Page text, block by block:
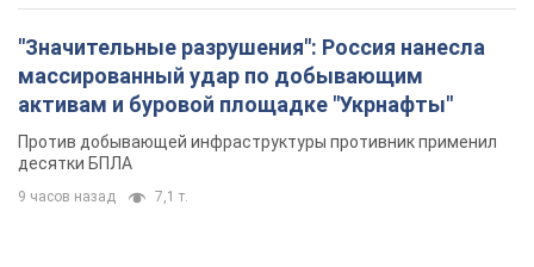
"Значительные разрушения": Россия нанесла
массированный удар по добывающим
активам и буровой площадке "Укрнафты"
Против добывающей инфраструктуры противник применил
десятки БПЛА
9 часов назад 7,1 т.